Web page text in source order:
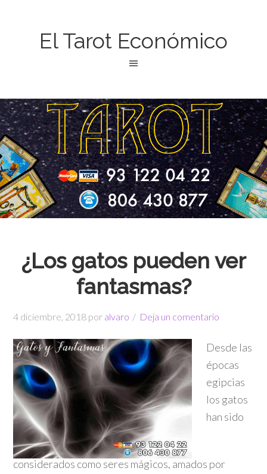
El Tarot Económico
¿Los gatos pueden ver
fantasmas?
4 diciembre, 2018 por alvaro Deja un comentario
Desde las
épocas
egipcias
los gatos
han sido
considerados como seres mágicos, amados por